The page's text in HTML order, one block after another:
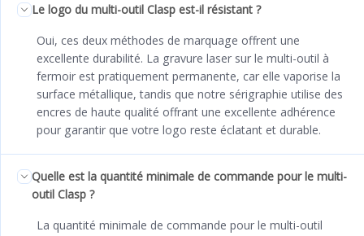
Le logo du multi-outil Clasp est-il résistant ?
Oui, ces deux méthodes de marquage offrent une
excellente durabilité. La gravure laser sur le multi-outil à
fermoir est pratiquement permanente, car elle vaporise la
surface métallique, tandis que notre sérigraphie utilise des
encres de haute qualité offrant une excellente adhérence
pour garantir que votre logo reste éclatant et durable.
Quelle est la quantité minimale de commande pour le multi-
outil Clasp ?
La quantité minimale de commande pour le multi-outil